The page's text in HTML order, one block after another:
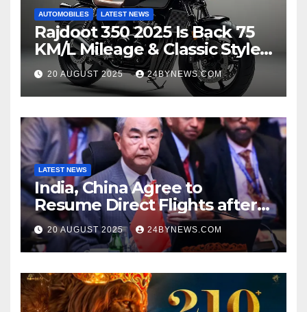
AUTOMOBILES LATEST NEWS
Rajdoot 350 2025 Is Back 75
KM/L Mileage & Classic Style
at Just ₹65,000
20 AUGUST 2025 24BYNEWS.COM
LATEST NEWS
India, China Agree to
Resume Direct Flights after
four years, Boost Business
Ties
20 AUGUST 2025 24BYNEWS.COM